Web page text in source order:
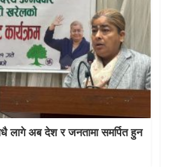
लागे अब देश र जनतामा समर्पित हुन